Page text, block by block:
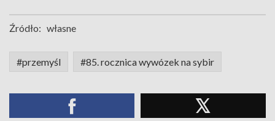
Źródło: własne
#przemyśl #85. rocznica wywózek na sybir